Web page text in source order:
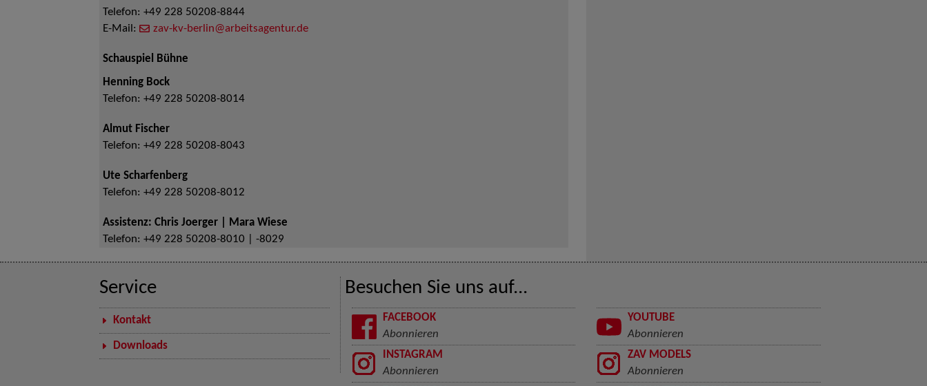
Telefon: +49 228 50208-8844
E-Mail:
zav-kv-berlin@arbeitsagentur.de
Schauspiel Bühne
Henning Bock
Telefon: +49 228 50208-8014
Almut Fischer
Telefon: +49 228 50208-8043
Ute Scharfenberg
Telefon: +49 228 50208-8012
Assistenz: Chris Joerger | Mara Wiese
Telefon: +49 228 50208-8010 | -8029
Service
Kontakt
Downloads
Besuchen Sie uns auf...
FACEBOOK
Abonnieren
YOUTUBE
Abonnieren
INSTAGRAM
Abonnieren
ZAV MODELS
Abonnieren